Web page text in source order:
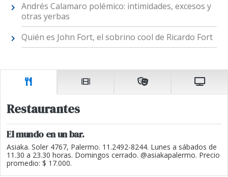
Andrés Calamaro polémico: intimidades, excesos y
otras yerbas
Quién es John Fort, el sobrino cool de Ricardo Fort
Restaurantes
El mundo en un bar.
Asiaka. Soler 4767, Palermo. 11.2492-8244. Lunes a sábados de
11.30 a 23.30 horas. Domingos cerrado. @asiakapalermo. Precio
promedio: $ 17.000.